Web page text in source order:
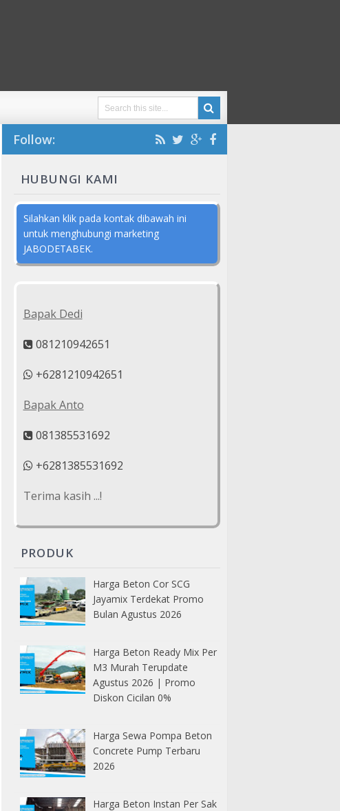
Follow:
HUBUNGI KAMI
Silahkan klik pada kontak dibawah ini
untuk menghubungi marketing
JABODETABEK.
Bapak Dedi
081210942651
+6281210942651
Bapak Anto
081385531692
+6281385531692
Terima kasih ...!
PRODUK
Harga Beton Cor SCG
Jayamix Terdekat Promo
Bulan Agustus 2026
Harga Beton Ready Mix Per
M3 Murah Terupdate
Agustus 2026 | Promo
Diskon Cicilan 0%
Harga Sewa Pompa Beton
Concrete Pump Terbaru
2026
Harga Beton Instan Per Sak